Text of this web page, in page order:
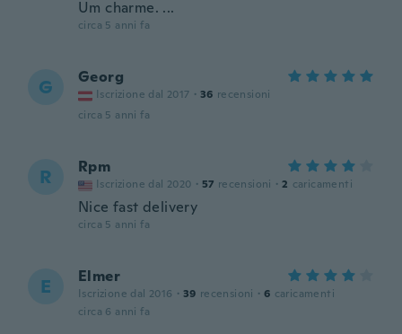
Um charme. ...
circa 5 anni fa
G Georg
Iscrizione dal 2017 · 36 recensioni
circa 5 anni fa
R Rpm
Iscrizione dal 2020 · 57 recensioni · 2 caricamenti
Nice fast delivery
circa 5 anni fa
E Elmer
Iscrizione dal 2016 · 39 recensioni · 6 caricamenti
circa 6 anni fa